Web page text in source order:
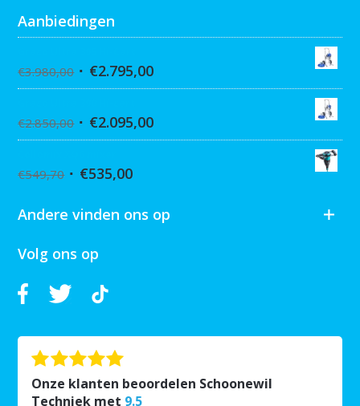
Aanbiedingen
€3.980,00 €2.795,00
€2.850,00 €2.095,00
€549,70 €535,00
Andere vinden ons op
Volg ons op
Onze klanten beoordelen Schoonewil
Techniek met 9.5